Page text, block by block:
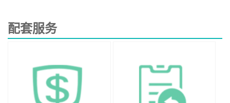
配套服务